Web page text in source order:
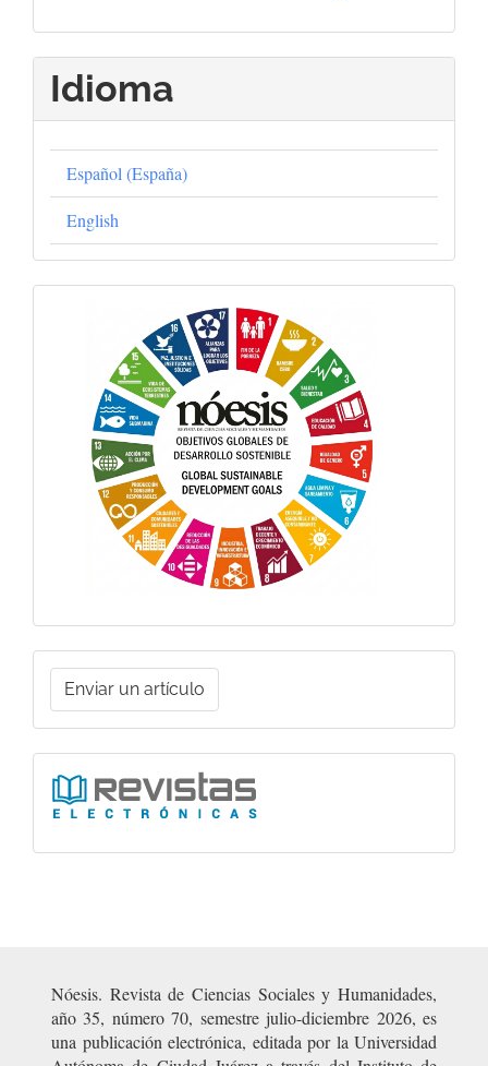
Idioma
Español (España)
English
Objetivos
Globales
Enviar
un
artículo
Enviar un artículo
Ligas
Nóesis. Revista de Ciencias Sociales y Humanidades,
año 35, número 70, semestre julio-diciembre 2026, es
una publicación electrónica, editada por la Universidad